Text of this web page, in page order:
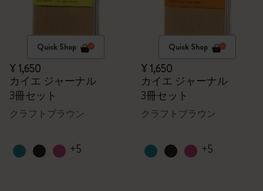
Quick Shop
¥ 1,650
カイエ ジャーナル
3冊セット
クラフトブラウン
+5
Quick Shop
¥ 1,650
カイエ ジャーナル
3冊セット
クラフトブラウン
+5